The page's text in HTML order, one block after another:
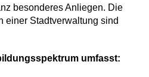
besonderes Anliegen. Die
einer Stadtverwaltung sind
umfasst: